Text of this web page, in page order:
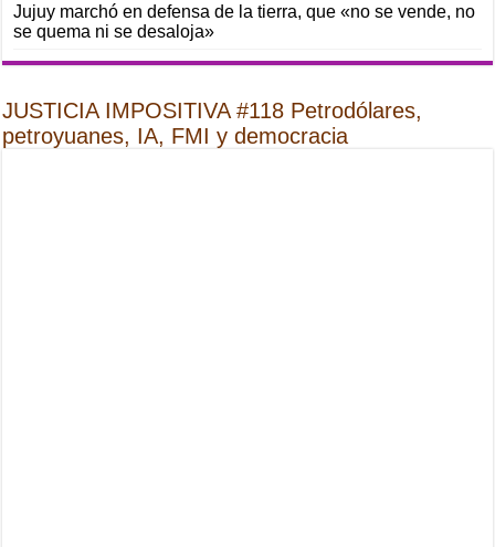
Jujuy marchó en defensa de la tierra, que «no se vende, no
se quema ni se desaloja»
JUSTICIA IMPOSITIVA #118 Petrodólares,
petroyuanes, IA, FMI y democracia